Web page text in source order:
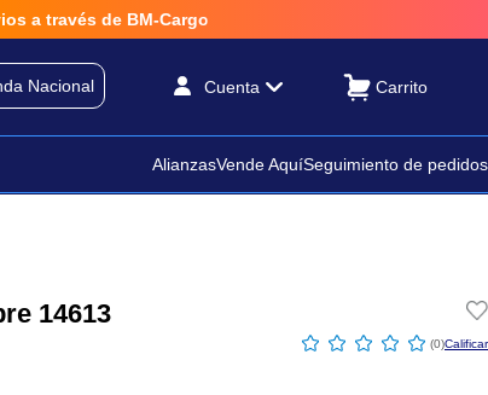
de BM-Cargo
Nacional Cuenta
AlianzasVende AquíSeguimiento de pedidos
14613
☆ ☆ ☆ ☆ ☆ (0)